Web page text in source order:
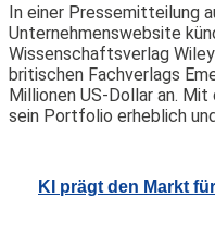
In einer Pressemitteilung
Unternehmenswebsite
Wissenschaftsverlag
britischen Fachverlags
Millionen US-Dollar an.
sein Portfolio erheblich
KI prägt den Markt